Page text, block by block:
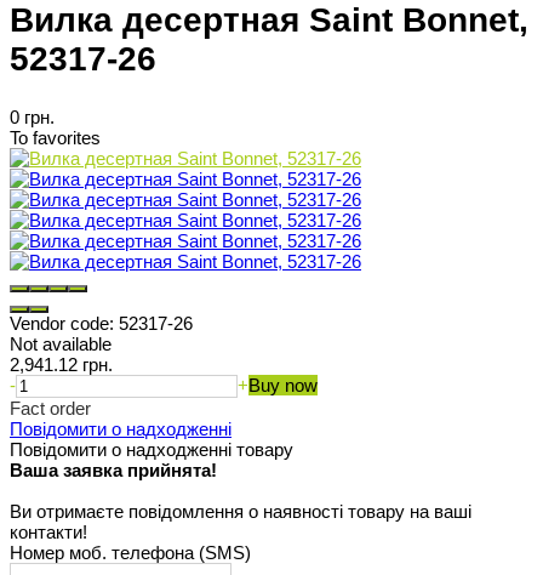
Вилка десертная Saint Bonnet,
52317-26
0 грн.
To favorites
Vendor code: 52317-26
Not available
2,941.12 грн.
-
+Buy now
Fact order
Повідомити о надходженні
Повідомити о надходженні товару
Ваша заявка прийнята!
Ви отримаєте повідомлення о наявності товару на ваші
контакти!
Номер моб. телефона (SMS)